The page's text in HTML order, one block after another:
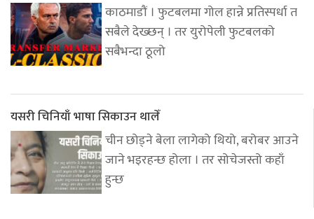
काठमाडौं । फुटबलमा गोल हान्ने प्रतिस्पर्धा त
सबैले देख्छन् । तर युरोपेली फुटबलको
सबैभन्दा ठूलो
यसरी चिनियाँ भाषा सिकाउन थालेँ
चीन छोड्ने बेला लागेको थियो, बरोबर आउने
जाने भइरहन्छ होला । तर सोचेजस्तो कहाँ
हुन्छ